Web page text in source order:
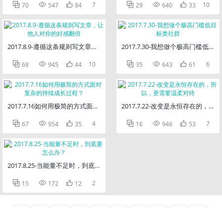
 70  547  84 7
2017.8.9-遵循这条规则写文章，让他人对你的好感翻倍
 68  945  44 10
2017.7.16如何用极简的方式面对复杂的持续成长过程？
 67  954  35 4
2017.8.25-当能量不足时，到底要怎么办？
 15  172  12 2
 29  640  33 10
2017.7.30-我想做个极高门槛低目
 35  643  61 6
2017.7.22-改变是永恒存在的，所
 16  946  53 7